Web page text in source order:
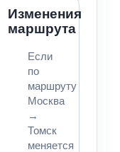
Изменения
маршрута
Если
по
маршруту
Москва
→
Томск
меняется